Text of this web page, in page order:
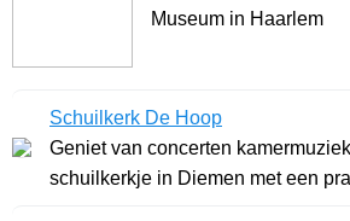
Museum in Haarlem
Schuilkerk De Hoop
Geniet van concerten
schuilkerkje in Diemen met een